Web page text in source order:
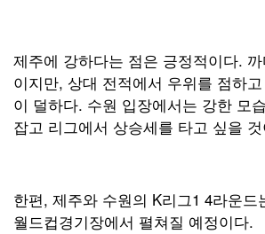
제주에 강하다는 점은 긍정적이다.
이지만, 상대 전적에서 우위를 점하
이 덜하다. 수원 입장에서는 강한 모
잡고 리그에서 상승세를 타고 싶을
한편, 제주와 수원의 K리그1 4라운드
월드컵경기장에서 펼쳐질 예정이다.